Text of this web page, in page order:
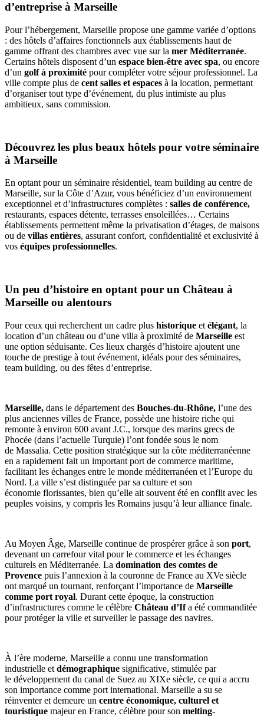
d’entreprise à Marseille
Pour l’hébergement, Marseille propose une gamme variée d’options
: des hôtels d’affaires fonctionnels aux établissements haut de
gamme offrant des chambres avec vue sur la mer Méditerranée.
Certains hôtels disposent d’un espace bien-être avec spa, ou encore
d’un golf à proximité pour compléter votre séjour professionnel. La
ville compte plus de cent salles et espaces à la location, permettant
d’organiser tout type d’événement, du plus intimiste au plus
ambitieux, sans commission.
Découvrez les plus beaux hôtels pour votre séminaire
à Marseille
En optant pour un séminaire résidentiel, team building au centre de
Marseille, sur la Côte d’Azur, vous bénéficiez d’un environnement
exceptionnel et d’infrastructures complètes : salles de conférence,
restaurants, espaces détente, terrasses ensoleillées… Certains
établissements permettent même la privatisation d’étages, de maisons
ou de villas entières, assurant confort, confidentialité et exclusivité à
vos équipes professionnelles.
Un peu d’histoire en optant pour un Château à
Marseille ou alentours
Pour ceux qui recherchent un cadre plus historique et élégant, la
location d’un château ou d’une villa à proximité de Marseille est
une option séduisante. Ces lieux chargés d’histoire ajoutent une
touche de prestige à tout événement, idéals pour des séminaires,
team building, ou des fêtes d’entreprise.
Marseille, dans le département des Bouches-du-Rhône, l’une des
plus anciennes villes de France, possède une histoire riche qui
remonte à environ 600 avant J.C., lorsque des marins grecs de
Phocée (dans l’actuelle Turquie) l’ont fondée sous le nom
de Massalia. Cette position stratégique sur la côte méditerranéenne
en a rapidement fait un important port de commerce maritime,
facilitant les échanges entre le monde méditerranéen et l’Europe du
Nord. La ville s’est distinguée par sa culture et son
économie florissantes, bien qu’elle ait souvent été en conflit avec les
peuples voisins, y compris les Romains jusqu’à leur alliance finale.
Au Moyen Âge, Marseille continue de prospérer grâce à son port,
devenant un carrefour vital pour le commerce et les échanges
culturels en Méditerranée. La domination des comtes de
Provence puis l’annexion à la couronne de France au XVe siècle
ont marqué un tournant, renforçant l’importance de Marseille
comme port royal. Durant cette époque, la construction
d’infrastructures comme le célèbre Château d’Ifa été commanditée
pour protéger la ville et surveiller le passage des navires.
À l’ère moderne, Marseille a connu une transformation
industrielle et démographique significative, stimulée par
le développement du canal de Suez au XIXe siècle, ce qui a accru
son importance comme port international. Marseille a su se
réinventer et demeure un centre économique, culturel et
touristique majeur en France, célèbre pour son melting-